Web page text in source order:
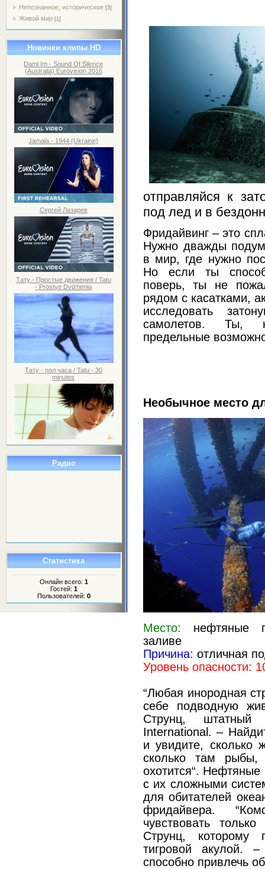
Непознанное, историческое [3]
Живой мир [1]
Новинки клипы HD
Dami Im - Sound Of Silence
(Australia) Eurovision 2016
Jamala - 1944 (Ukraine)
Сергей Лазарев
Тату - Простые движения / Tatu
- Prostye Dvizhenia
Тату - пол часа / Tatu - 30
minutes
Радио
Статистика
Онлайн всего: 1
Гостей: 1
Пользователей: 0
отправляйся к
под лед и в
Фридайвинг – это
Нужно дважды
в мир, где нужно
Но если ты
поверь, ты не
рядом с касатками,
исследовать
самолетов. Ты,
предельные
Необычное место
Место: нефтяные
заливе
Причина: отличная
Уровень опасности:
“Любая инородная
себе подводную
Струнц, штатный
International. –
и увидите, сколько
сколько там рыбы,
охотится“.
с их сложными
для обитателей
фридайвера.
чувствовать
Струнц, которому
тигровой акулой.
способно привлечь